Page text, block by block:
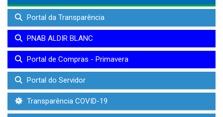
Portal da Transparência
PNAB ALDIR BLANC
Portal de Compras - Primavera
Portal do Servidor
Transparência COVID-19